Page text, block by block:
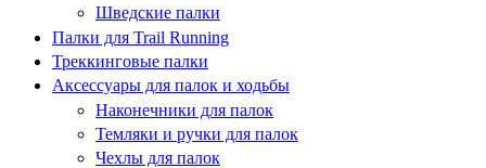
Шведские палки
Палки для Trail Running
Треккинговые палки
Аксессуары для палок и ходьбы
Наконечники для палок
Темляки и ручки для палок
Чехлы для палок